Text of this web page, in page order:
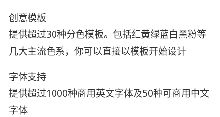
创意模板
提供超过30种分色模板。包括红黄绿蓝白黑粉等
几大主流色系，你可以直接以模板开始设计
字体支持
提供超过1000种商用英文字体及50种可商用中文
字体